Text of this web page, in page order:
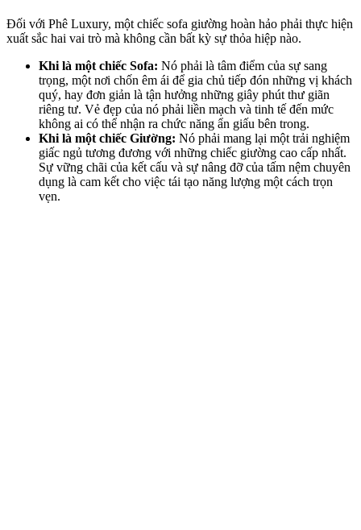
Đối với Phê Luxury, một chiếc sofa giường hoàn hảo phải thực hiện
xuất sắc hai vai trò mà không cần bất kỳ sự thỏa hiệp nào.
Khi là một chiếc Sofa: Nó phải là tâm điểm của sự sang
trọng, một nơi chốn êm ái để gia chủ tiếp đón những vị khách
quý, hay đơn giản là tận hưởng những giây phút thư giãn
riêng tư. Vẻ đẹp của nó phải liền mạch và tinh tế đến mức
không ai có thể nhận ra chức năng ẩn giấu bên trong.
Khi là một chiếc Giường: Nó phải mang lại một trải nghiệm
giấc ngủ tương đương với những chiếc giường cao cấp nhất.
Sự vững chãi của kết cấu và sự nâng đỡ của tấm nệm chuyên
dụng là cam kết cho việc tái tạo năng lượng một cách trọn
vẹn.